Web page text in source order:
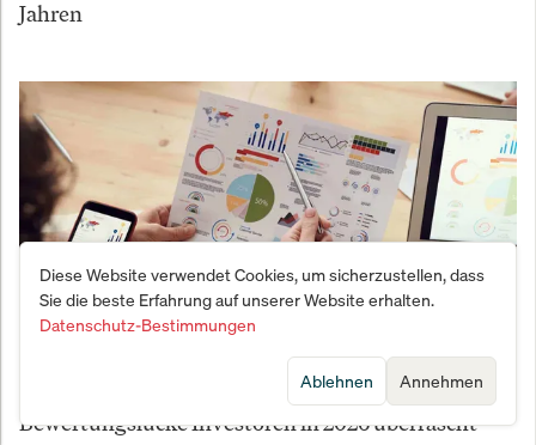
Jahren
Globale Aktien jetzt kaufen? Diese versteckte
Bewertungslücke Investoren in 2026 überrascht
Diese Website verwendet Cookies, um sicherzustellen, dass
Sie die beste Erfahrung auf unserer Website erhalten.
Datenschutz-Bestimmungen
Annehmen
Ablehnen